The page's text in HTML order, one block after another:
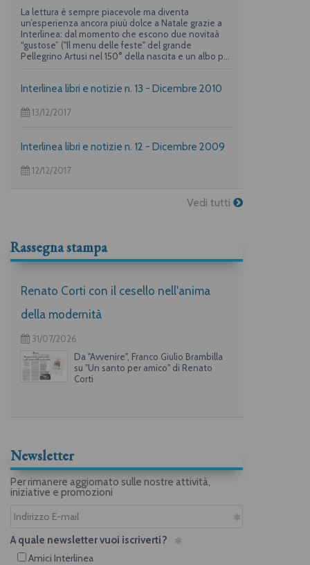
La lettura è sempre piacevole ma diventa
un’esperienza ancora piuù dolce a Natale grazie a
Interlinea: dal momento che escono due novitaà
“gustose” ("Il menu delle feste" del grande
Pellegrino Artusi nel 150° della nascita e un albo per
Vivarelli) la casa editrice propone una deliziosa
Interlinea libri e notizie n. 13 - Dicembre 2010
13/12/2017
Interlinea libri e notizie n. 12 - Dicembre 2009
12/12/2017
Vedi tutti
Rassegna stampa
Renato Corti con il cesello nell'anima
della modernità
31/07/2026
Da "Avvenire", Franco Giulio Brambilla
su "Un santo per amico" di Renato
Corti
Newsletter
Per rimanere aggiornato sulle nostre attività,
iniziative e promozioni
A quale newsletter vuoi iscriverti?
Amici Interlinea